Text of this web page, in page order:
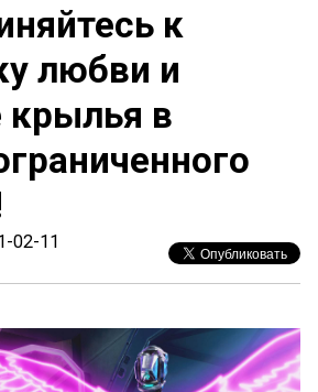
к
любви и
крылья в
02-11